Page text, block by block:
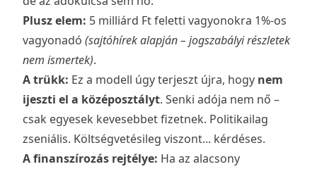
Plusz elem: 5 milliárd Ft feletti vagyonokra 1%-os
vagyonadó (sajtóhírek alapján – jogszabályi részletek
nem ismertek).
A trükk: Ez a modell úgy terjeszt újra, hogy nem
ijeszti el a középosztályt. Senki adója nem nő –
csak egyesek kevesebbet fizetnek. Politikailag
zseniális. Költségvetésileg viszont... kérdéses.
A finanszírozás rejtélye: Ha az alacsony